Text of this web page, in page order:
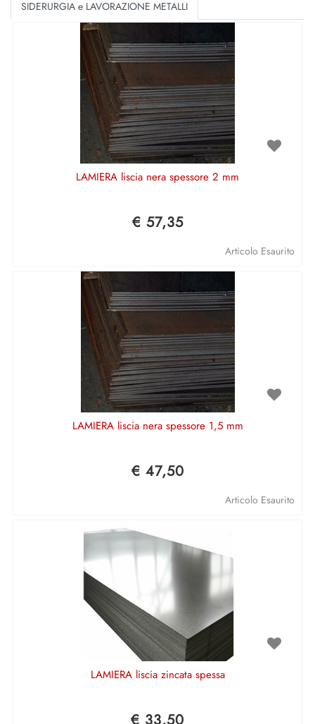
SIDERURGIA e LAVORAZIONE METALLI
LAMIERA liscia nera spessore 2 mm
€ 57,35
Articolo Esaurito
LAMIERA liscia nera spessore 1,5 mm
€ 47,50
Articolo Esaurito
LAMIERA liscia zincata spessa
€ 33,50